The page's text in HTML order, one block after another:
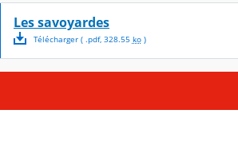
Les savoyardes
Télécharger( .pdf, 328.55 ko)